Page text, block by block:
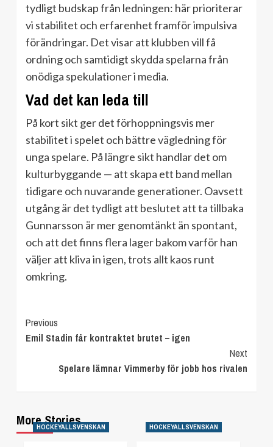
tydligt budskap från ledningen: här prioriterar
vi stabilitet och erfarenhet framför impulsiva
förändringar. Det visar att klubben vill få
ordning och samtidigt skydda spelarna från
onödiga spekulationer i media.
Vad det kan leda till
På kort sikt ger det förhoppningsvis mer
stabilitet i spelet och bättre vägledning för
unga spelare. På längre sikt handlar det om
kulturbyggande — att skapa ett band mellan
tidigare och nuvarande generationer. Oavsett
utgång är det tydligt att beslutet att ta tillbaka
Gunnarsson är mer genomtänkt än spontant,
och att det finns flera lager bakom varför han
väljer att kliva in igen, trots allt kaos runt
omkring.
Continue
Reading
Previous
Emil Stadin får kontraktet brutet – igen
Next
Spelare lämnar Vimmerby för jobb hos rivalen
More Stories
HOCKEYALLSVENSKAN HOCKEYALLSVENSKAN